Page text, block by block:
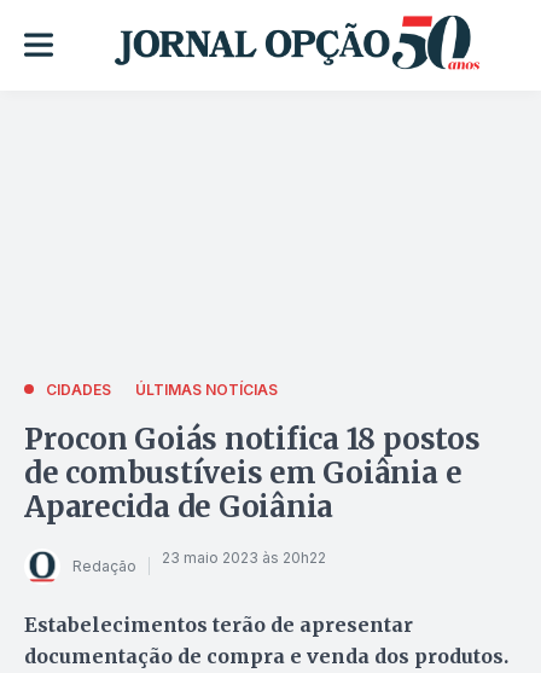
CIDADES ÚLTIMAS NOTÍCIAS
Procon Goiás notifica 18 postos
de combustíveis em Goiânia e
Aparecida de Goiânia
Redação 23 maio 2023 às 20h22
Estabelecimentos terão de apresentar
documentação de compra e venda dos produtos.